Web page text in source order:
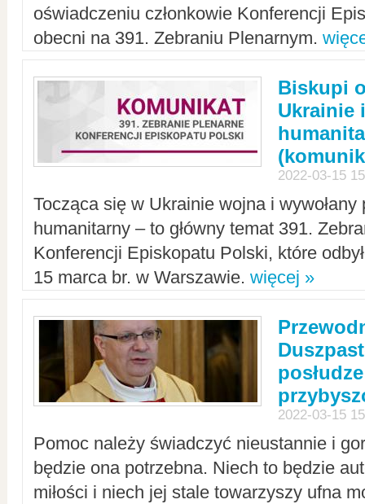
oświadczeniu członkowie Konferencji
obecni na 391. Zebraniu Plenarnym.
Biskupi
Ukrainie
2022-03-15
Tocząca się w Ukrainie wojna i
humanitarny – to główny temat 391.
Konferencji Episkopatu Polski, które
15 marca br. w Warszawie. więcej »
2022-03-15
Pomoc należy świadczyć nieustannie i
będzie ona potrzebna. Niech to będzie
miłości i niech jej stale towarzyszy ufna